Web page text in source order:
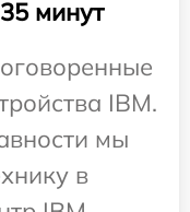
минут
IBM.
мы
в